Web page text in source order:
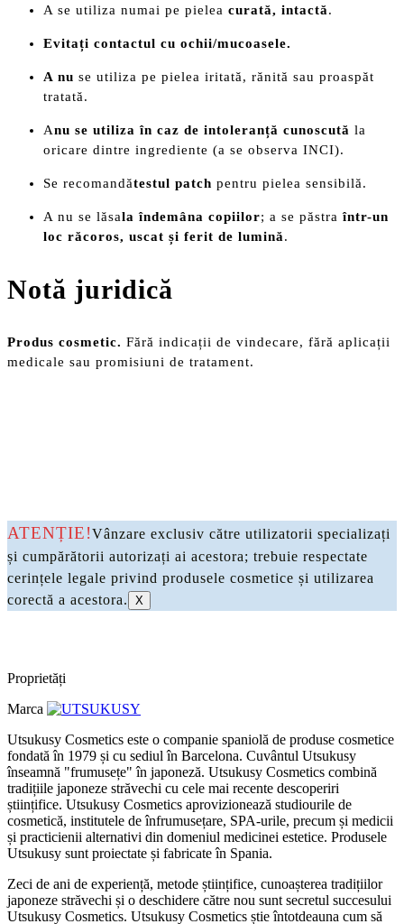
A se utiliza numai pe pielea curată, intactă.
Evitați contactul cu ochii/mucoasele.
A nu se utiliza pe pielea iritată, rănită sau proaspăt
tratată.
Anu se utiliza în caz de intoleranță cunoscută la
oricare dintre ingrediente (a se observa INCI).
Se recomandătestul patch pentru pielea sensibilă.
A nu se lăsala îndemâna copiilor; a se păstra într-un
loc răcoros, uscat și ferit de lumină.
Notă juridică
Produs cosmetic. Fără indicații de vindecare, fără aplicații
medicale sau promisiuni de tratament.
ATENȚIE!Vânzare exclusiv către utilizatorii specializați
și cumpărătorii autorizați ai acestora; trebuie respectate
cerințele legale privind produsele cosmetice și utilizarea
corectă a acestora.
X
Proprietăți
Marca
Utsukusy Cosmetics este o companie spaniolă de produse cosmetice
fondată în 1979 și cu sediul în Barcelona. Cuvântul Utsukusy
înseamnă "frumusețe" în japoneză. Utsukusy Cosmetics combină
tradițiile japoneze străvechi cu cele mai recente descoperiri
științifice. Utsukusy Cosmetics aprovizionează studiourile de
cosmetică, institutele de înfrumusețare, SPA-urile, precum și medicii
și practicienii alternativi din domeniul medicinei estetice. Produsele
Utsukusy sunt proiectate și fabricate în Spania.
Zeci de ani de experiență, metode științifice, cunoașterea tradițiilor
japoneze străvechi și o deschidere către nou sunt secretul succesului
Utsukusy Cosmetics. Utsukusy Cosmetics știe întotdeauna cum să